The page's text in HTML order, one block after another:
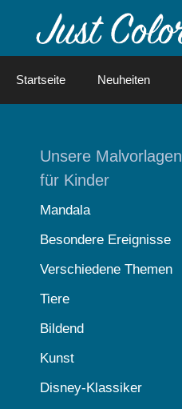
Startseite Neuheiten
Unsere Malvorlagen
für Kinder
Mandala
Besondere Ereignisse
Verschiedene Themen
Tiere
Bildend
Kunst
Disney-Klassiker